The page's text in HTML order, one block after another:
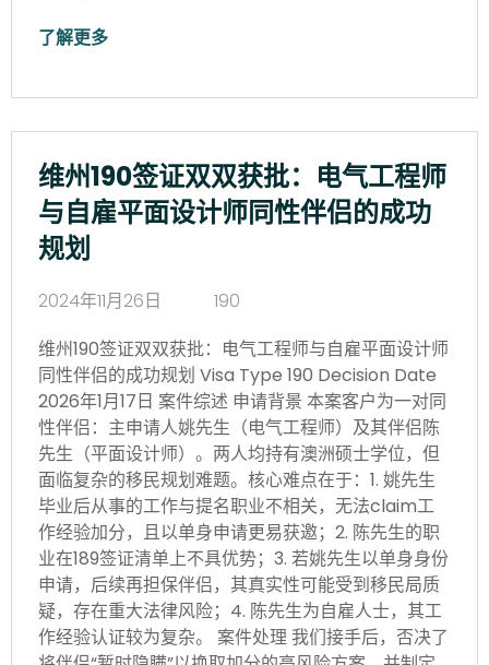
了解更多
维州190签证双双获批：电气工程师
与自雇平面设计师同性伴侣的成功
规划
2024年11月26日
190
维州190签证双双获批：电气工程师与自雇平面设计师
同性伴侣的成功规划 Visa Type 190 Decision Date
2026年1月17日 案件综述 申请背景 本案客户为一对同
性伴侣：主申请人姚先生（电气工程师）及其伴侣陈
先生（平面设计师）。两人均持有澳洲硕士学位，但
面临复杂的移民规划难题。核心难点在于：1. 姚先生
毕业后从事的工作与提名职业不相关，无法claim工
作经验加分，且以单身申请更易获邀；2. 陈先生的职
业在189签证清单上不具优势；3. 若姚先生以单身身份
申请，后续再担保伴侣，其真实性可能受到移民局质
疑，存在重大法律风险；4. 陈先生为自雇人士，其工
作经验认证较为复杂。 案件处理 我们接手后，否决了